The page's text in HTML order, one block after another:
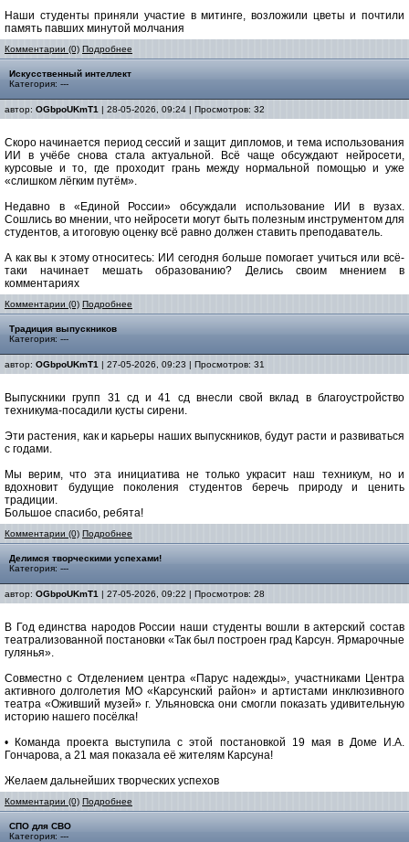
Наши студенты приняли участие в митинге, возложили цветы и почтили
память павших минутой молчания
Комментарии (0) Подробнее
Искусственный интеллект
Категория: ---
автор: OGbpoUKmT1 | 28-05-2026, 09:24 | Просмотров: 32
Скоро начинается период сессий и защит дипломов, и тема использования
ИИ в учёбе снова стала актуальной. Всё чаще обсуждают нейросети,
курсовые и то, где проходит грань между нормальной помощью и уже
«слишком лёгким путём».
Недавно в «Единой России» обсуждали использование ИИ в вузах.
Сошлись во мнении, что нейросети могут быть полезным инструментом для
студентов, а итоговую оценку всё равно должен ставить преподаватель.
А как вы к этому относитесь: ИИ сегодня больше помогает учиться или всё-
таки начинает мешать образованию? Делись своим мнением в
комментариях
Комментарии (0) Подробнее
Традиция выпускников
Категория: ---
автор: OGbpoUKmT1 | 27-05-2026, 09:23 | Просмотров: 31
Выпускники групп 31 сд и 41 сд внесли свой вклад в благоустройство
техникума-посадили кусты сирени.
Эти растения, как и карьеры наших выпускников, будут расти и развиваться
с годами.
Мы верим, что эта инициатива не только украсит наш техникум, но и
вдохновит будущие поколения студентов беречь природу и ценить
традиции.
Большое спасибо, ребята!
Комментарии (0) Подробнее
Делимся творческими успехами!
Категория: ---
автор: OGbpoUKmT1 | 27-05-2026, 09:22 | Просмотров: 28
В Год единства народов России наши студенты вошли в актерский состав
театрализованной постановки «Так был построен град Карсун. Ярмарочные
гулянья».
Совместно с Отделением центра «Парус надежды», участниками Центра
активного долголетия МО «Карсунский район» и артистами инклюзивного
театра «Оживший музей» г. Ульяновска они смогли показать удивительную
историю нашего посёлка!
• Команда проекта выступила с этой постановкой 19 мая в Доме И.А.
Гончарова, а 21 мая показала её жителям Карсуна!
Желаем дальнейших творческих успехов
Комментарии (0) Подробнее
СПО для СВО
Категория: ---